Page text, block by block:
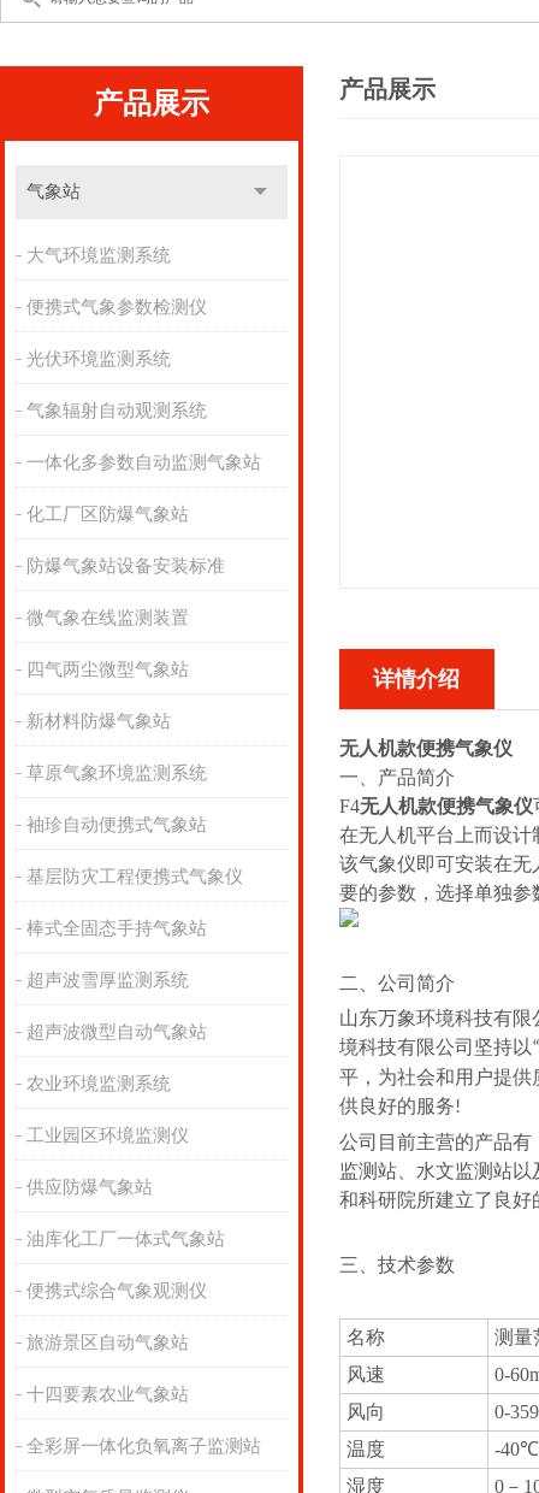
产品展示
气象站
大气环境监测系统
便携式气象参数检测仪
光伏环境监测系统
气象辐射自动观测系统
一体化多参数自动监测气象站
化工厂区防爆气象站
防爆气象站设备安装标准
微气象在线监测装置
四气两尘微型气象站
新材料防爆气象站
草原气象环境监测系统
袖珍自动便携式气象站
基层防灾工程便携式气象仪
棒式全固态手持气象站
超声波雪厚监测系统
超声波微型自动气象站
农业环境监测系统
工业园区环境监测仪
供应防爆气象站
油库化工厂一体式气象站
便携式综合气象观测仪
旅游景区自动气象站
十四要素农业气象站
全彩屏一体化负氧离子监测站
产品展示
详情介绍
无人机款便携气象仪
一、 产品简介
F4无人机款便携气象仪
在无人机平台上而设
该气象仪即可安装在
要的参数，选择单独
二、公司简介
山东万象环境科技有
境科技有限公司坚持以“
平，为社会和用户提
供良好的服务!
公司目前主营的产品
监测站、水文监测站
和科研院所建立了良
三、技术参数
名称
测量
风速
0-
风向
0-
温度
-
湿度
0－